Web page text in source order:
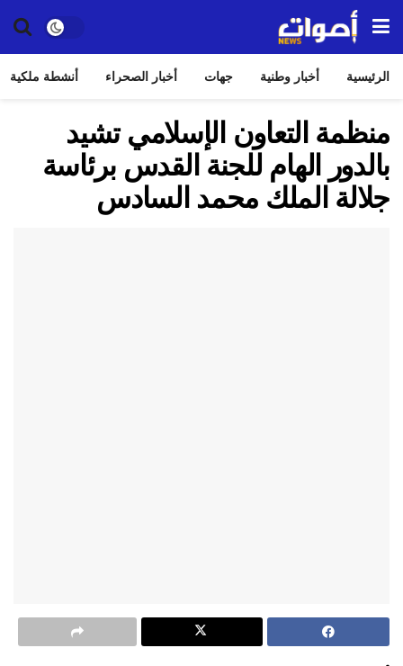
الرئيسية أخبار وطنية جهات أخبار الصحراء أنشطة ملكية
منظمة التعاون الإسلامي تشيد
بالدور الهام للجنة القدس برئاسة
جلالة الملك محمد السادس